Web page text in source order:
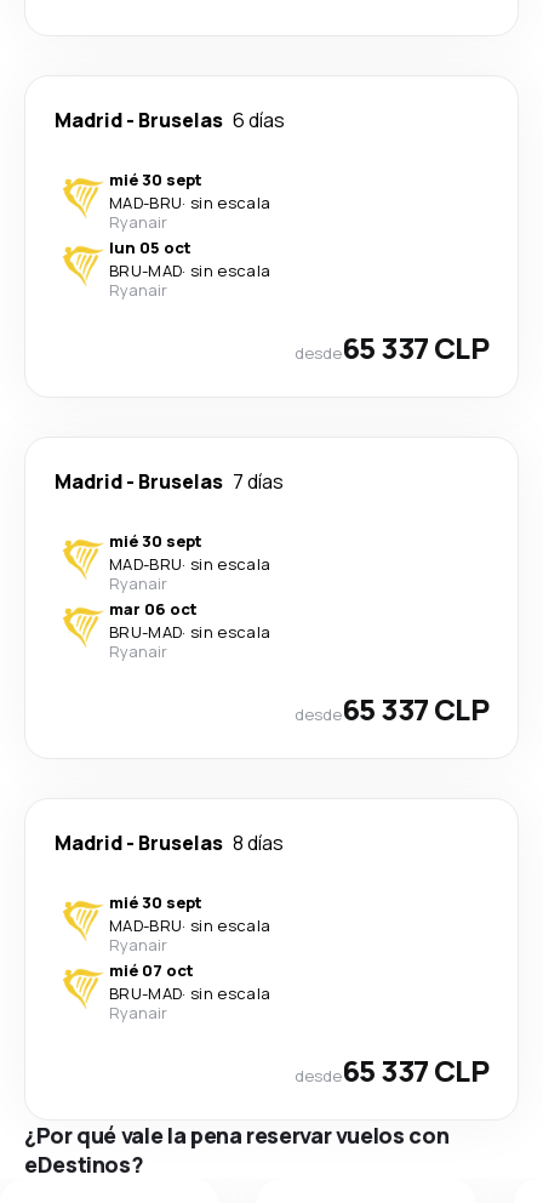
Madrid- Bruselas 6 días
mié 30 sept
MAD-BRU· sin escala
Ryanair
lun 05 oct
BRU-MAD· sin escala
Ryanair
desde65 337 CLP
Madrid- Bruselas 7 días
mié 30 sept
MAD-BRU· sin escala
Ryanair
mar 06 oct
BRU-MAD· sin escala
Ryanair
desde65 337 CLP
Madrid- Bruselas 8 días
mié 30 sept
MAD-BRU· sin escala
Ryanair
mié 07 oct
BRU-MAD· sin escala
Ryanair
desde65 337 CLP
¿Por qué vale la pena reservar vuelos con
eDestinos?